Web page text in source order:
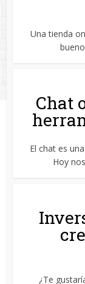
Una tienda
Chat
El chat es
Hoy
¿Te